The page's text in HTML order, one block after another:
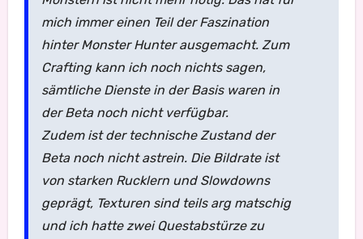
mich immer einen Teil der Faszination
hinter Monster Hunter ausgemacht. Zum
Crafting kann ich noch nichts sagen,
sämtliche Dienste in der Basis waren in
der Beta noch nicht verfügbar.
Zudem ist der technische Zustand der
Beta noch nicht astrein. Die Bildrate ist
von starken Rucklern und Slowdowns
geprägt, Texturen sind teils arg matschig
und ich hatte zwei Questabstürze zu